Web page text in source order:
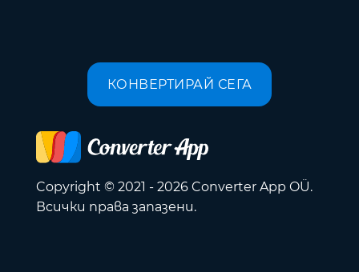
КОНВЕРТИРАЙ СЕГА
Copyright © 2021 - 2026 Converter App OÜ.
Всички права запазени.